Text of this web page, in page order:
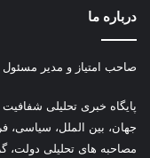
درباره ما
صاحب امتیاز و مدیر مسئول
پایگاه خبری تحلیلی شفافیت
جهان، بین الملل، سیاسی،
مصاحبه های تحلیلی دولت،